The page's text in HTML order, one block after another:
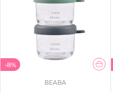
-8%
BEABA